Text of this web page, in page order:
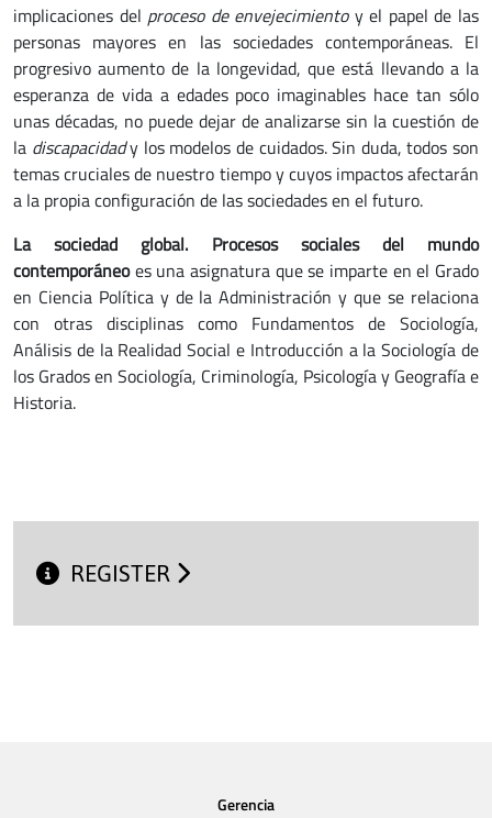
implicaciones del proceso de envejecimientoy el papel de las
personas mayores en las sociedades contemporáneas. El
progresivo aumento de la longevidad, que está llevando a la
esperanza de vida a edades poco imaginables hace tan sólo
unas décadas, no puede dejar de analizarse sin la cuestión de
la discapacidady los modelos de cuidados. Sin duda, todos son
temas cruciales de nuestro tiempo y cuyos impactos afectarán
a la propia configuración de las sociedades en el futuro.
La sociedad global. Procesos sociales del mundo
contemporáneoes una asignatura que se imparte en el Grado
en Ciencia Política y de la Administración y que se relaciona
con otras disciplinas como Fundamentos de Sociología,
Análisis de la Realidad Social e Introducción a la Sociología de
los Grados en Sociología, Criminología, Psicología y Geografía e
Historia.
REGISTER
Gerencia